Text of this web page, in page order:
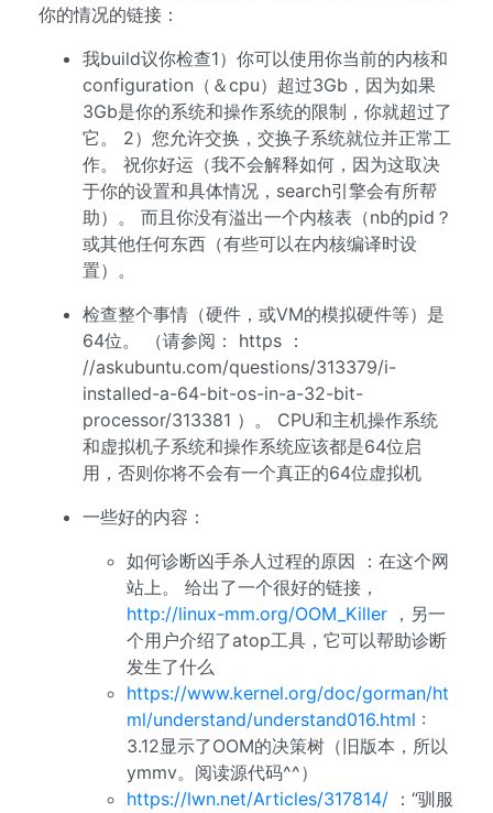
你的情况的链接：
我build议你检查1）你可以使用你当前的内核和
configuration（＆cpu）超过3Gb，因为如果
3Gb是你的系统和操作系统的限制，你就超过了
它。 2）您允许交换，交换子系统就位并正常工
作。 祝你好运（我不会解释如何，因为这取决
于你的设置和具体情况，search引擎会有所帮
助）。 而且你没有溢出一个内核表（nb的pid？
或其他任何东西（有些可以在内核编译时设
置）。
检查整个事情（硬件，或VM的模拟硬件等）是
64位。 （请参阅： https ：
//askubuntu.com/questions/313379/i-
installed-a-64-bit-os-in-a-32-bit-
processor/313381 ）。 CPU和主机操作系统
和虚拟机子系统和操作系统应该都是64位启
用，否则你将不会有一个真正的64位虚拟机
一些好的内容：
如何诊断凶手杀人过程的原因 ：在这个网
站上。 给出了一个很好的链接，
http://linux-mm.org/OOM_Killer ，另一
个用户介绍了atop工具，它可以帮助诊断
发生了什么
https://www.kernel.org/doc/gorman/ht
ml/understand/understand016.html :
3.12显示了OOM的决策树（旧版本，所以
ymmv。阅读源代码^^）
https://lwn.net/Articles/317814/ ：“驯服